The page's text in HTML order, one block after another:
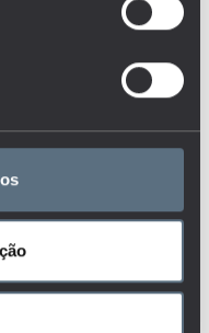
FORMAÇÃO DE ADULTOS
CIÊNCIA E